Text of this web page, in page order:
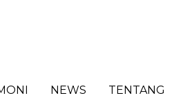
NEWS TENTANG